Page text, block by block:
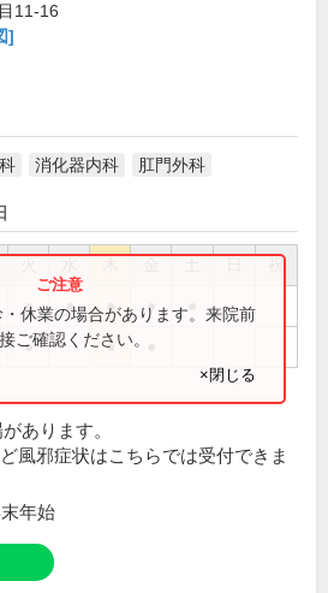
11-16
]
消化器内科 肛門外科
祝
● ● ● ●
● ●
休業の場合があります。来院前
ご確認ください。
×閉じる
あります。
風邪症状はこちらでは受付できま
年始